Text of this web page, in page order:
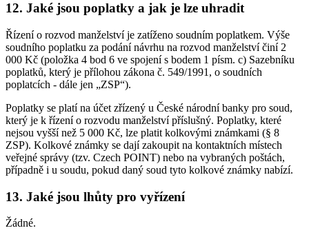
12. Jaké jsou poplatky a jak je lze uhradit
Řízení o rozvod manželství je zatíženo soudním poplatkem. Výše
soudního poplatku za podání návrhu na rozvod manželství činí 2
000 Kč (položka 4 bod 6 ve spojení s bodem 1 písm. c) Sazebníku
poplatků, který je přílohou zákona č. 549/1991, o soudních
poplatcích - dále jen „ZSP“).
Poplatky se platí na účet zřízený u České národní banky pro soud,
který je k řízení o rozvodu manželství příslušný. Poplatky, které
nejsou vyšší než 5 000 Kč, lze platit kolkovými známkami (§ 8
ZSP). Kolkové známky se dají zakoupit na kontaktních místech
veřejné správy (tzv. Czech POINT) nebo na vybraných poštách,
případně i u soudu, pokud daný soud tyto kolkové známky nabízí.
13. Jaké jsou lhůty pro vyřízení
Žádné.